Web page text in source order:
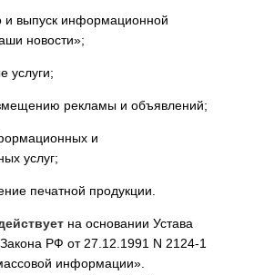
и выпуск информационной
новости»;
услуги;
рекламы и объявлений;
и
услуг;
печатной продукции.
на основании Устава
РФ от 27.12.1991 N 2124-1
информации».